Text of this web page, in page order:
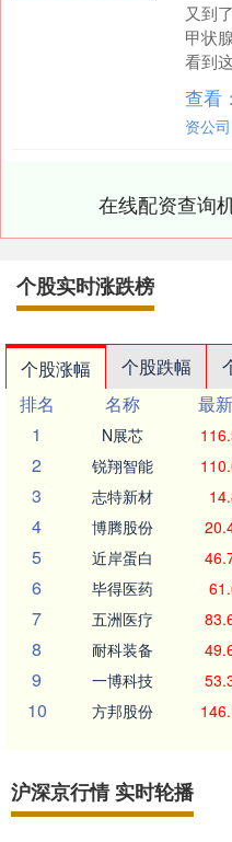
又到
甲状
看到
虑：
是真
查看：
资公司
在线配资查询
个股实时涨跌榜
个股涨幅 个股跌幅
排名
名称 最
1
N展芯
2 锐翔智能
3 志特新材
4 博腾股份
5 近岸蛋白
6 毕得医药
7 五洲医疗
8 耐科装备
9 一博科技
10 方邦股份
沪深京行情 实时轮播